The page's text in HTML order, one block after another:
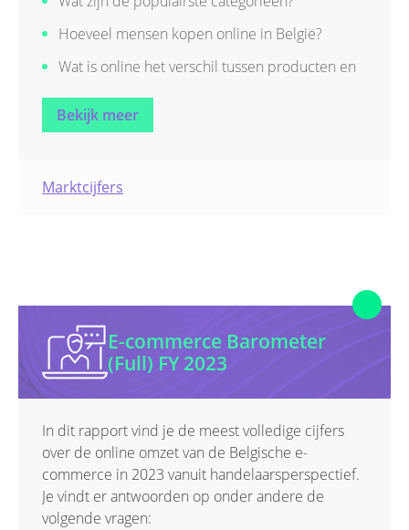
Hoeveel mensen kopen online in België?
Wat is online het verschil tussen producten en
Wat zijn de meest gekocht product- en
Wat is het online aandeel van verschillende
Bekijk meer
Marktcijfers
E-commerce Barometer
(Full) FY 2023
In dit rapport vind je de meest volledige cijfers
over de online omzet van de Belgische e-
commerce in 2023 vanuit handelaarsperspectief.
Je vindt er antwoorden op onder andere de
volgende vragen: